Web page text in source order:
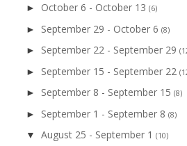
► October 6 - October 13 (6)
► September 29 - October 6 (8)
► September 22 - September 29
► September 15 - September 22
► September 8 - September 15 (8)
► September 1 - September 8 (8)
▼ August 25 - September 1 (10)